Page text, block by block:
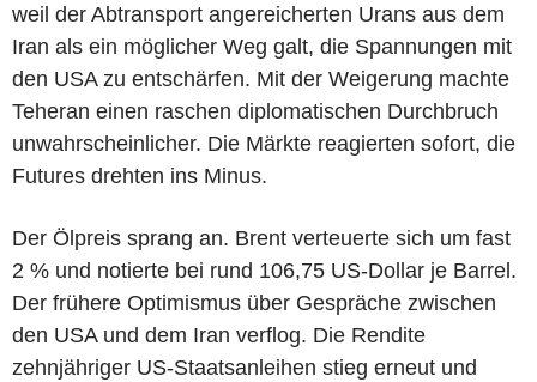
weil der Abtransport angereicherten Urans aus dem
Iran als ein möglicher Weg galt, die Spannungen mit
den USA zu entschärfen. Mit der Weigerung machte
Teheran einen raschen diplomatischen Durchbruch
unwahrscheinlicher. Die Märkte reagierten sofort, die
Futures drehten ins Minus.
Der Ölpreis sprang an. Brent verteuerte sich um fast
2 % und notierte bei rund 106,75 US-Dollar je Barrel.
Der frühere Optimismus über Gespräche zwischen
den USA und dem Iran verflog. Die Rendite
zehnjähriger US-Staatsanleihen stieg erneut und